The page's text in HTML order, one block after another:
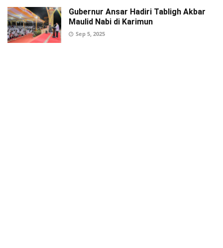
Gubernur Ansar Hadiri Tabligh Akbar
Maulid Nabi di Karimun
Sep 5, 2025